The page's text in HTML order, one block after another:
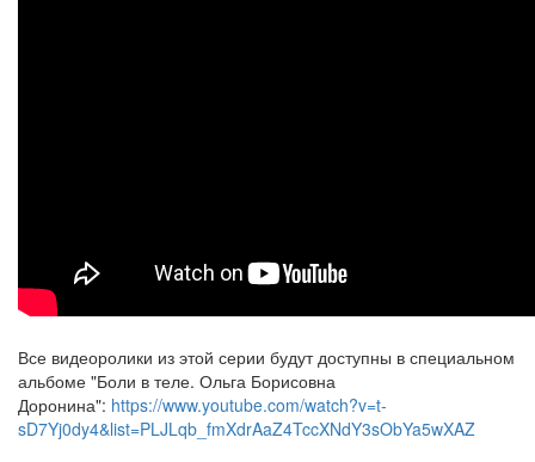
Все видеоролики из этой серии будут доступны в специальном
альбоме "Боли в теле. Ольга Борисовна
Доронина": https://www.youtube.com/watch?v=t-
sD7Yj0dy4&list=PLJLqb_fmXdrAaZ4TccXNdY3sObYa5wXAZ